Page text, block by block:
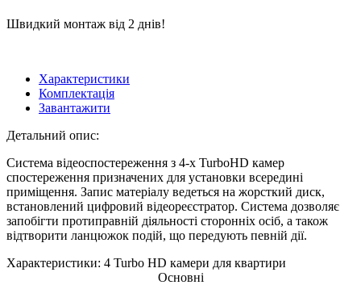
Швидкий монтаж від 2 днів!
Характеристики
Комплектація
Завантажити
Детальний опис:
Система відеоспостереження з 4-х TurboHD камер
спостереження призначених для установки всередині
приміщення. Запис матеріалу ведеться на жорсткий диск,
встановлений цифровий відеореєстратор. Система дозволяє
запобігти протиправній діяльності сторонніх осіб, а також
відтворити ланцюжок подій, що передують певній дії.
Характеристики: 4 Turbo HD камери для квартири
Основні